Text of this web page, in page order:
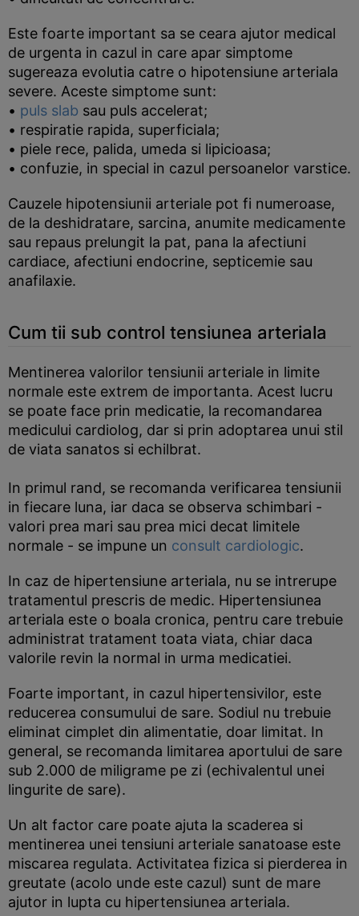
Este foarte important sa se ceara ajutor medical
de urgenta in cazul in care apar simptome
sugereaza evolutia catre o hipotensiune arteriala
severe. Aceste simptome sunt:
• puls slab sau puls accelerat;
• respiratie rapida, superficiala;
• piele rece, palida, umeda si lipicioasa;
• confuzie, in special in cazul persoanelor varstice.
Cauzele hipotensiunii arteriale pot fi numeroase,
de la deshidratare, sarcina, anumite medicamente
sau repaus prelungit la pat, pana la afectiuni
cardiace, afectiuni endocrine, septicemie sau
anafilaxie.
Cum tii sub control tensiunea arteriala
Mentinerea valorilor tensiunii arteriale in limite
normale este extrem de importanta. Acest lucru
se poate face prin medicatie, la recomandarea
medicului cardiolog, dar si prin adoptarea unui stil
de viata sanatos si echilbrat.
In primul rand, se recomanda verificarea tensiunii
in fiecare luna, iar daca se observa schimbari -
valori prea mari sau prea mici decat limitele
normale - se impune un consult cardiologic.
In caz de hipertensiune arteriala, nu se intrerupe
tratamentul prescris de medic. Hipertensiunea
arteriala este o boala cronica, pentru care trebuie
administrat tratament toata viata, chiar daca
valorile revin la normal in urma medicatiei.
Foarte important, in cazul hipertensivilor, este
reducerea consumului de sare. Sodiul nu trebuie
eliminat cimplet din alimentatie, doar limitat. In
general, se recomanda limitarea aportului de sare
sub 2.000 de miligrame pe zi (echivalentul unei
lingurite de sare).
Un alt factor care poate ajuta la scaderea si
mentinerea unei tensiuni arteriale sanatoase este
miscarea regulata. Activitatea fizica si pierderea in
greutate (acolo unde este cazul) sunt de mare
ajutor in lupta cu hipertensiunea arteriala.